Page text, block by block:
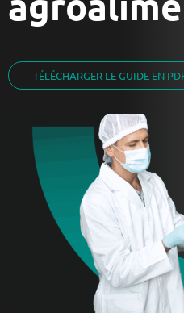
TÉLÉCHARGER LE GUIDE EN